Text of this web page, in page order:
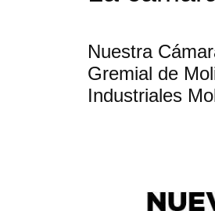
Nuestra
Gremial de
Industriales